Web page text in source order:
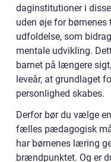
daginstitutioner i
uden øje for
udfoldelse, som
mentale udvikling.
barnet på længere
leveår, at grundlaget
personlighed skabes.
Derfor bør du vælge
fælles pædagogisk
har børnenes læring
brændpunktet. Og er